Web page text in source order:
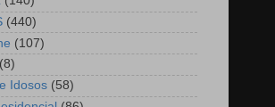
(440)
(107)
(8)
Idosos (58)